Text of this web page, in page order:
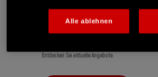
Entdecken Sie aktuelle Angebote.
Alle ablehnen